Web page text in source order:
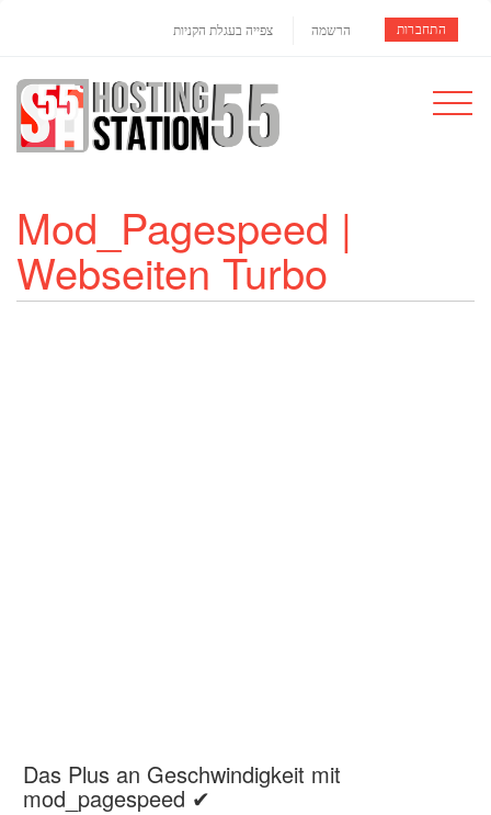
צפייה בעגלת הקניות הרשמה התחברות
Toggle
Mod_Pagespeed |
Webseiten Turbo
Das Plus an Geschwindigkeit mit
mod_pagespeed ✔